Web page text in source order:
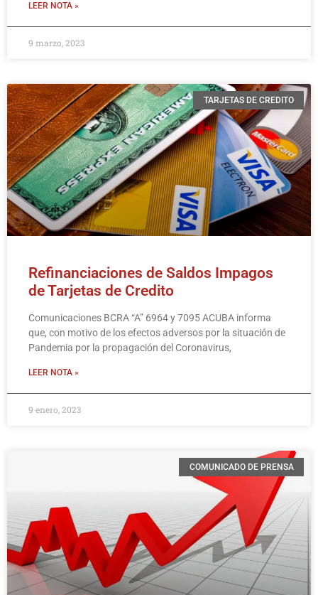
LEER NOTA »
9 marzo, 2023
TARJETAS DE CREDITO
Refinanciaciones de Saldos Impagos
de Tarjetas de Credito
Comunicaciones BCRA “A” 6964 y 7095 ACUBA informa
que, con motivo de los efectos adversos por la situación de
Pandemia por la propagación del Coronavirus,
LEER NOTA »
9 enero, 2023
COMUNICADO DE PRENSA